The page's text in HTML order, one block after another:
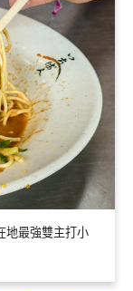
地最強雙主打小